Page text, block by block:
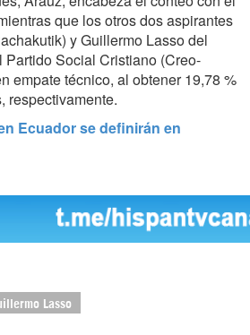
que los otros dos aspirantes
y Guillermo Lasso del
Partido Social Cristiano (Creo-
empate técnico, al obtener 19,78 %
respectivamente.
Ecuador se definirán en
Lasso